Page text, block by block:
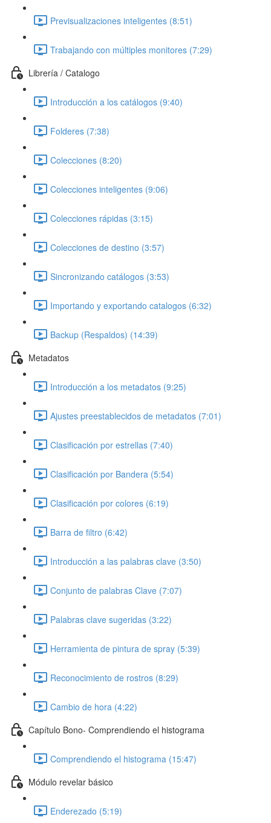
Previsualizaciones inteligentes (8:51)
Trabajando con múltiples monitores (7:29)
Librería / Catalogo
Introducción a los catálogos (9:40)
Folderes (7:38)
Colecciones (8:20)
Colecciones inteligentes (9:06)
Colecciones rápidas (3:15)
Colecciones de destino (3:57)
Sincronizando catálogos (3:53)
Importando y exportando catalogos (6:32)
Backup (Respaldos) (14:39)
Metadatos
Introducción a los metadatos (9:25)
Ajustes preestablecidos de metadatos (7:01)
Clasificación por estrellas (7:40)
Clasificación por Bandera (5:54)
Clasificación por colores (6:19)
Barra de filtro (6:42)
Introducción a las palabras clave (3:50)
Conjunto de palabras Clave (7:07)
Palabras clave sugeridas (3:22)
Herramienta de pintura de spray (5:39)
Reconocimiento de rostros (8:29)
Cambio de hora (4:22)
Capítulo Bono- Comprendiendo el histograma
Comprendiendo el histograma (15:47)
Módulo revelar básico
Enderezado (5:19)